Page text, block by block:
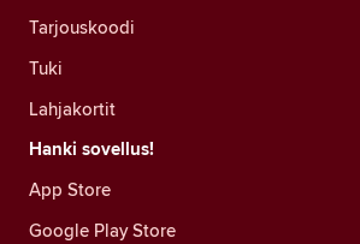
Tarjouskoodi
Tuki
Lahjakortit
Hanki sovellus!
App Store
Google Play Store